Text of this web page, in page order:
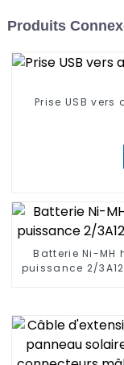
Produits
Prise USB
Batterie Ni-MH
puissance 2/